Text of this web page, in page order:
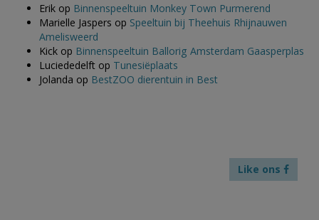
Erik op Binnenspeeltuin Monkey Town Purmerend
Marielle Jaspers op Speeltuin bij Theehuis Rhijnauwen
Amelisweerd
Kick op Binnenspeeltuin Ballorig Amsterdam Gaasperplas
Luciededelft op Tunesiëplaats
Jolanda op BestZOO dierentuin in Best
Like ons